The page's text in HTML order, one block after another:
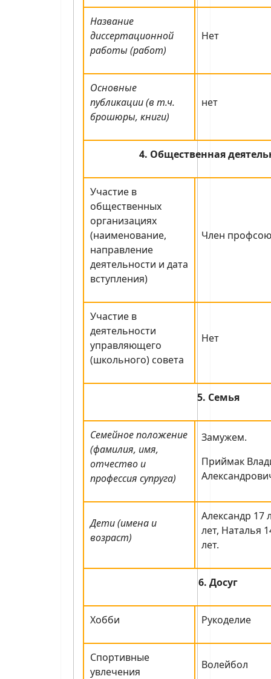
Название
диссертационной
работы (работ)
Нет
Основные
публикации (в т.ч.
брошюры, книги)
нет
4. Общественная
Участие в
общественных
организациях
(наименование,
направление
деятельности и дата
вступления)
Член
Участие в
деятельности
управляющего
(школьного) совета
Нет
5. Семья
Семейное положение
(фамилия, имя,
отчество и
профессия супруга)
Замужем.
Приймак
Дети (имена и
возраст)
Александр 17
лет, Наталья
лет.
6. Досуг
Хобби Рукоделие
Спортивные
увлечения
Волейбол